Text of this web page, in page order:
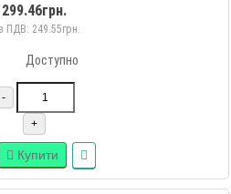
299.46грн.
ПДВ: 249.55грн.
Доступно
-
+
Купити